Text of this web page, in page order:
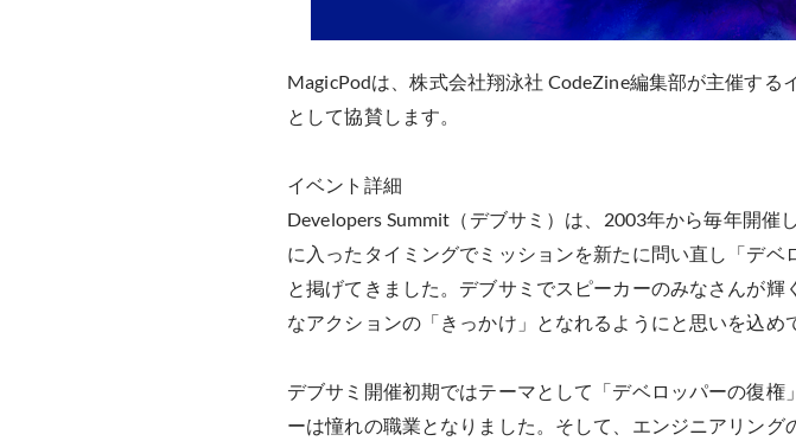
MagicPodは、株式会社翔泳社 CodeZine編集部が主催す
として協賛します。
イベント詳細
Developers Summit（デブサミ）は、2003年から毎年開
に入ったタイミングでミッションを新たに問い直し「デベ
と掲げてきました。デブサミでスピーカーのみなさんが
なアクションの「きっかけ」となれるようにと思いを込め
デブサミ開催初期ではテーマとして「デベロッパーの復
ーは憧れの職業となりました。そして、エンジニアリン